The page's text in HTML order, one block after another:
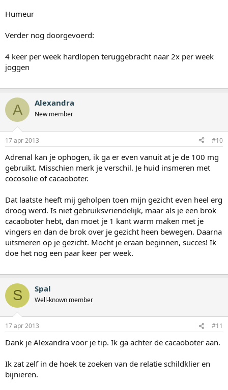
Humeur
Verder nog doorgevoerd:
4 keer per week hardlopen teruggebracht naar 2x per week
joggen
A Alexandra
New member
17 apr 2013 #10
Adrenal kan je ophogen, ik ga er even vanuit at je de 100 mg
gebruikt. Misschien merk je verschil. Je huid insmeren met
cocosolie of cacaoboter.
Dat laatste heeft mij geholpen toen mijn gezicht even heel erg
droog werd. Is niet gebruiksvriendelijk, maar als je een brok
cacaoboter hebt, dan moet je 1 kant warm maken met je
vingers en dan de brok over je gezicht heen bewegen. Daarna
uitsmeren op je gezicht. Mocht je eraan beginnen, succes! Ik
doe het nog een paar keer per week.
S Spal
Well-known member
17 apr 2013 #11
Dank je Alexandra voor je tip. Ik ga achter de cacaoboter aan.
Ik zat zelf in de hoek te zoeken van de relatie schildklier en
bijnieren.